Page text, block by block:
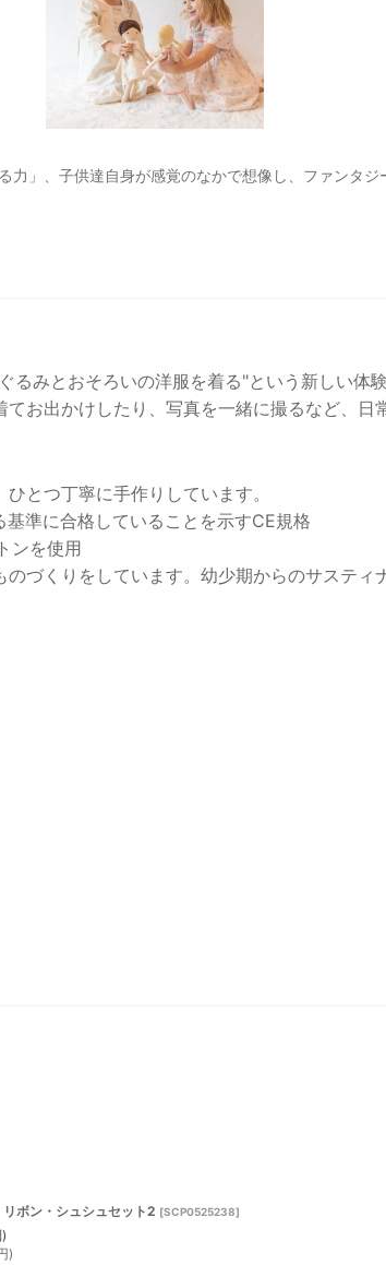
」、子供達自身が感覚のなかで想像し、ファンタ
るみとおそろいの洋服を着る"という新しい
お出かけしたり、写真を一緒に撮るなど、日
とつ丁寧に手作りしています。
準に合格していることを示すCE規格
ンを使用
づくりをしています。幼少期からのサステ
ボン・シュシュセット2 [SCP0525238]
)